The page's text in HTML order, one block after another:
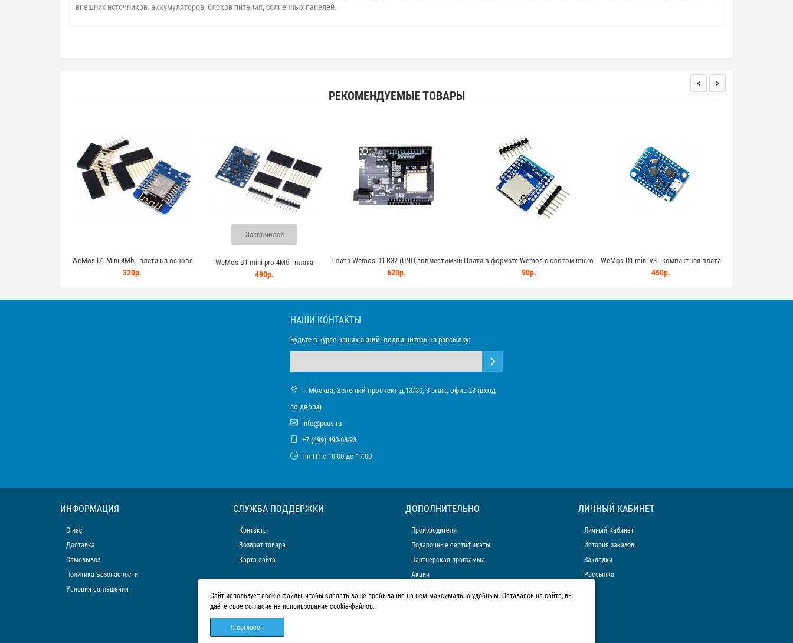
внешних источников: аккумуляторов, блоков питания, солнечных панелей.
РЕКОМЕНДУЕМЫЕ ТОВАРЫ
WeMos D1 Mini 4Mb - плата на основе
модуля ESP8266
320р.
Закончился
WeMos D1 mini pro 4Мб - плата
разработки с WiFi и памятью 4мб
490р.
Плата Wemos D1 R32 (UNO совместимый
на чипе ESP32 c Wi-Fi и Bluetooth)
620р.
Плата в формате Wemos с слотом micro
SD (micro-SD-shield)
90р.
WeMos D1 mini v3 - компактная плата
разработки на ESP8266 с WiFi
450р.
< >
НАШИ КОНТАКТЫ
Будьте в курсе наших акций, подпишитесь на рассылку:
г. Москва, Зеленый проспект д.13/30, 3 этаж, офис 23 (вход
со двора)
info@pcus.ru
+7 (499) 490-68-93
Пн-Пт с 10:00 до 17:00
ИНФОРМАЦИЯ
О нас
Доставка
Самовывоз
Политика Безопасности
Условия соглашения
СЛУЖБА ПОДДЕРЖКИ
Контакты
Возврат товара
Карта сайта
ДОПОЛНИТЕЛЬНО
Производители
Подарочные сертификаты
Партнерская программа
Акции
ЛИЧНЫЙ КАБИНЕТ
Личный Кабинет
История заказов
Закладки
Рассылка
Сайт использует cookie-файлы, чтобы сделать ваше пребывание на нем максимально удобным. Оставаясь на сайте, вы
даёте свое согласие на использование cookie-файлов.
Я согласен